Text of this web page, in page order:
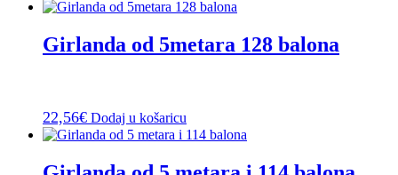
Girlanda od 5metara 128 balona
22,56€ Dodaj u košaricu